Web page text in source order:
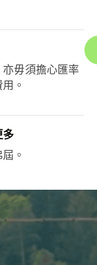
毋須擔心匯率
。
多
。